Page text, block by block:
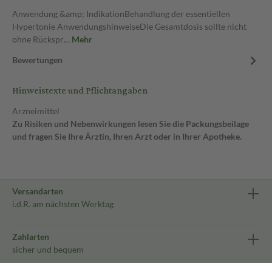
Anwendung &amp; IndikationBehandlung der essentiellen
Hypertonie AnwendungshinweiseDie Gesamtdosis sollte nicht
ohne Rückspr… Mehr
Bewertungen
Hinweistexte und Pflichtangaben
Arzneimittel
Zu Risiken und Nebenwirkungen lesen Sie die Packungsbeilage
und fragen Sie Ihre Ärztin, Ihren Arzt oder in Ihrer Apotheke.
Versandarten
i.d.R. am nächsten Werktag
Zahlarten
sicher und bequem